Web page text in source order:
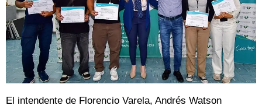
El intendente de Florencio Varela, Andrés Watson